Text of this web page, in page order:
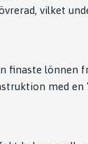
vilket
finaste lönnen
med en